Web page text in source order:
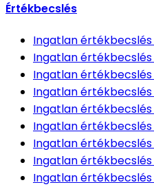
Értékbecslés
Ingatlan értékbecslés
Ingatlan értékbecslés
Ingatlan értékbecslés
Ingatlan értékbecslés
Ingatlan értékbecslés
Ingatlan értékbecslés
Ingatlan értékbecslés
Ingatlan értékbecslés
Ingatlan értékbecslés